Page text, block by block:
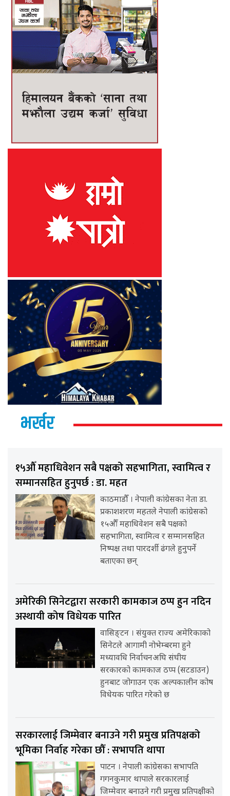
भर्खर
१५औँ महाधिवेशन सबै पक्षको सहभागिता, स्वामित्व र
सम्मानसहित हुनुपर्छ : डा. महत
काठमाडौँ । नेपाली कांग्रेसका नेता डा.
प्रकाशशरण महतले नेपाली कांग्रेसको
१५औँ महाधिवेशन सबै पक्षको
सहभागिता, स्वामित्व र सम्मानसहित
निष्पक्ष तथा पारदर्शी ढंगले हुनुपर्ने
बताएका छन्
अमेरिकी सिनेटद्वारा सरकारी कामकाज ठप्प हुन नदिन
अस्थायी कोष विधेयक पारित
वासिङ्टन । संयुक्त राज्य अमेरिकाको
सिनेटले आगामी नोभेम्बरमा हुने
मध्यावधि निर्वाचनअघि संघीय
सरकारको कामकाज ठप्प (सटडाउन)
हुनबाट जोगाउन एक अल्पकालीन कोष
विधेयक पारित गरेको छ
सरकारलाई जिम्मेवार बनाउने गरी प्रमुख प्रतिपक्षको
भूमिका निर्वाह गरेका छौँ : सभापति थापा
पाटन । नेपाली कांग्रेसका सभापति
गगनकुमार थापाले सरकारलाई
जिम्मेवार बनाउने गरी प्रमुख प्रतिपक्षीको